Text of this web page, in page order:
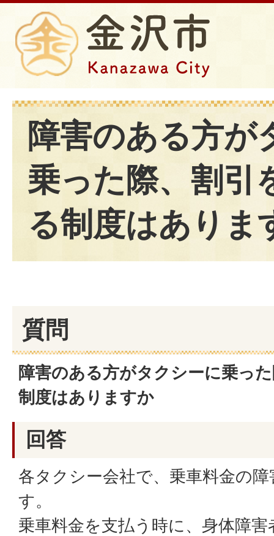
障害のある方が
乗った際、割引
る制度はありま
質問
障害のある方がタクシーに乗っ
制度はありますか
回答
各タクシー会社で、乗車料金の
す。
乗車料金を支払う時に、身体障